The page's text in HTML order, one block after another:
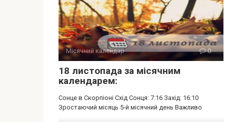
Місячний календар 0
18 листопада за місячним
календарем:
Сонце в Скорпіоні Схід Сонця: 7:16 Захід: 16:10
Зростаючий місяць 5-й місячний день Важливо